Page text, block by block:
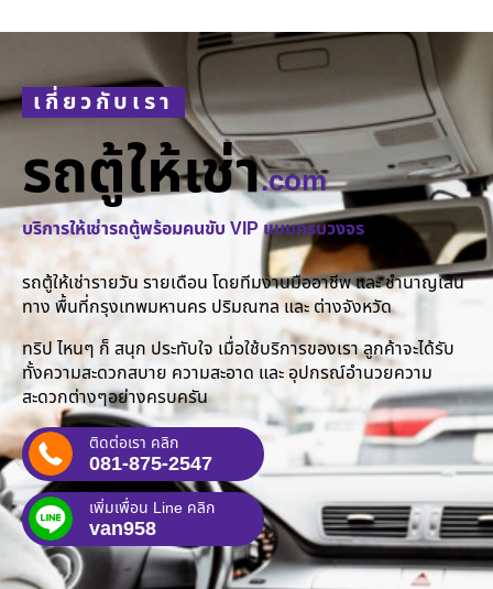
เกี่ยวกับเรา
รถตู้ให้เช่า.com
บริการให้เช่ารถตู้พร้อมคนขับ VIP แบบครบวงจร
รถตู้ให้เช่ารายวัน รายเดือน โดยทีมงานมืออาชีพ และ ชำนาญเส้น
ทาง พื้นที่กรุงเทพมหานคร ปริมณฑล และ ต่างจังหวัด
ทริป ไหนๆ ก็ สนุก ประทับใจ เมื่อใช้บริการของเรา ลูกค้าจะได้รับ
ทั้งความสะดวกสบาย ความสะอาด และ อุปกรณ์อำนวยความ
สะดวกต่างๆอย่างครบครัน
ติดต่อเรา คลิก
081-875-2547
เพิ่มเพื่อน Line คลิก
van958